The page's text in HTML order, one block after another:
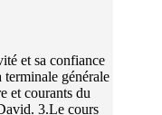
et sa confiance
générale
et courants du
3.Le cours